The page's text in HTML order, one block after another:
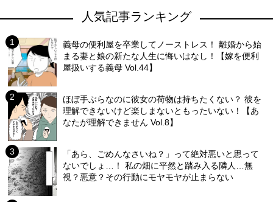
人気記事ランキング
義母の便利屋を卒業してノーストレス！ 離婚から始
まる妻と娘の新たな人生に悔いはなし！【嫁を便利
屋扱いする義母 Vol.44】
ほぼ手ぶらなのに彼女の荷物は持ちたくない？ 彼を
理解できないけど楽しまないともったいない！【あ
なたが理解できません Vol.8】
「あら、ごめんなさいね？」って絶対悪いと思って
ないでしょ…！ 私の畑に平然と踏み入る隣人…無
視？悪意？その行動にモヤモヤが止まらない